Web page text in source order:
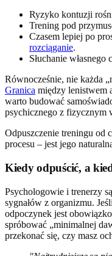
Ryzyko kontuzji
Trening pod
Czasem lepiej po
rozciąganie.
Słuchanie
Równocześnie, nie każda
Granica między lenistwem
warto budować
psychicznego z fizycznym
Odpuszczenie treningu od
procesu – jest jego
Kiedy odpuścić, a
Psychologowie i trenerzy
sygnałów z organizmu.
odpoczynek jest
spróbować „minimalnej
przekonać się, czy masz